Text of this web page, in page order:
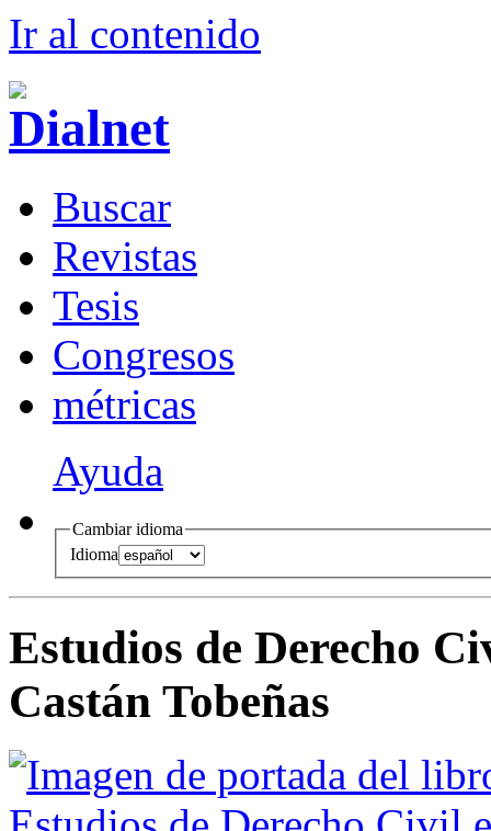
Ir al contenido
Buscar
Revistas
Tesis
Congresos
métricas
Ayuda
Cambiar idioma
Idioma
Estudios de Derecho
Castán Tobeñas